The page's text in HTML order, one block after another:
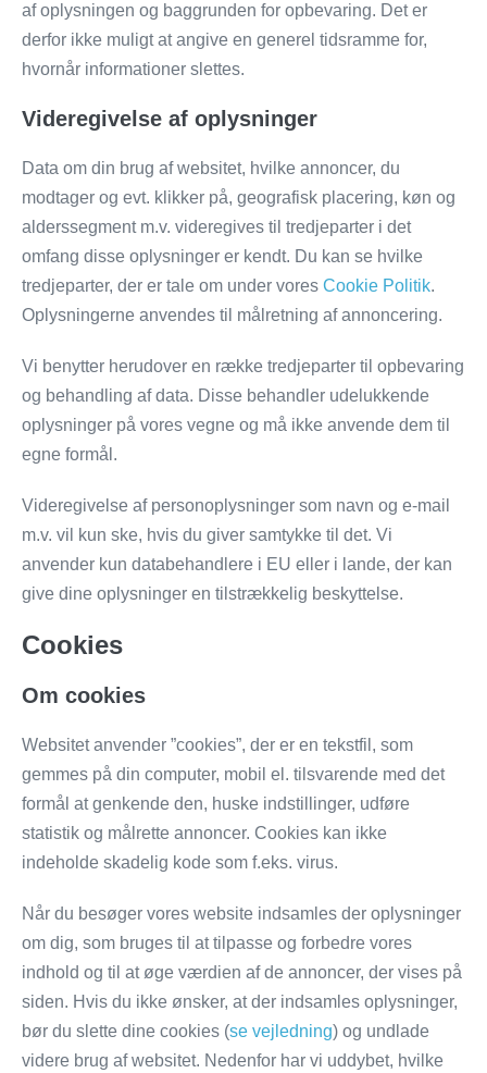
af oplysningen og baggrunden for opbevaring. Det er
derfor ikke muligt at angive en generel tidsramme for,
hvornår informationer slettes.
Videregivelse af oplysninger
Data om din brug af websitet, hvilke annoncer, du
modtager og evt. klikker på, geografisk placering, køn og
alderssegment m.v. videregives til tredjeparter i det
omfang disse oplysninger er kendt. Du kan se hvilke
tredjeparter, der er tale om under vores Cookie Politik.
Oplysningerne anvendes til målretning af annoncering.
Vi benytter herudover en række tredjeparter til opbevaring
og behandling af data. Disse behandler udelukkende
oplysninger på vores vegne og må ikke anvende dem til
egne formål.
Videregivelse af personoplysninger som navn og e-mail
m.v. vil kun ske, hvis du giver samtykke til det. Vi
anvender kun databehandlere i EU eller i lande, der kan
give dine oplysninger en tilstrækkelig beskyttelse.
Cookies
Om cookies
Websitet anvender ”cookies”, der er en tekstfil, som
gemmes på din computer, mobil el. tilsvarende med det
formål at genkende den, huske indstillinger, udføre
statistik og målrette annoncer. Cookies kan ikke
indeholde skadelig kode som f.eks. virus.
Når du besøger vores website indsamles der oplysninger
om dig, som bruges til at tilpasse og forbedre vores
indhold og til at øge værdien af de annoncer, der vises på
siden. Hvis du ikke ønsker, at der indsamles oplysninger,
bør du slette dine cookies (se vejledning) og undlade
videre brug af websitet. Nedenfor har vi uddybet, hvilke